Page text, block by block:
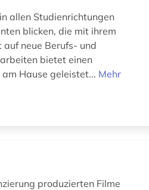
allen Studienrichtungen
blicken, die mit ihrem
neue Berufs- und
bietet einen
Hause geleistet... Mehr
produzierten Filme